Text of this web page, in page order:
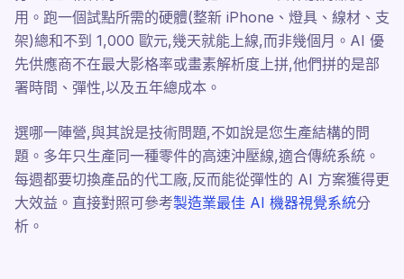
用。跑一個試點所需的硬體(整新 iPhone、燈具、線材、支
架)總和不到 1,000 歐元,幾天就能上線,而非幾個月。AI 優
先供應商不在最大影格率或畫素解析度上拼,他們拼的是部
署時間、彈性,以及五年總成本。
選哪一陣營,與其說是技術問題,不如說是您生產結構的問
題。多年只生產同一種零件的高速沖壓線,適合傳統系統。
每週都要切換產品的代工廠,反而能從彈性的 AI 方案獲得更
大效益。直接對照可參考製造業最佳 AI 機器視覺系統分
析。